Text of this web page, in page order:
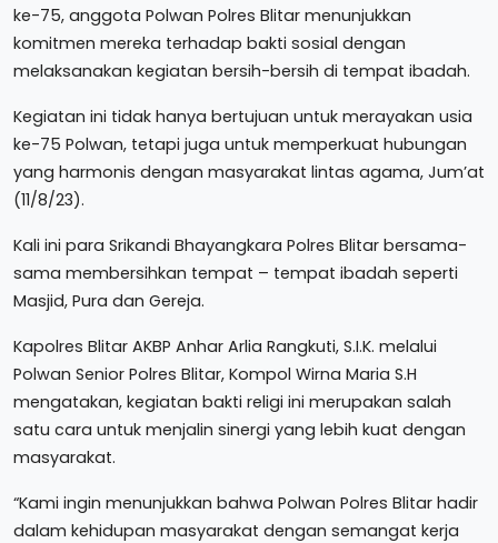
ke-75, anggota Polwan Polres Blitar menunjukkan
komitmen mereka terhadap bakti sosial dengan
melaksanakan kegiatan bersih-bersih di tempat ibadah.
Kegiatan ini tidak hanya bertujuan untuk merayakan usia
ke-75 Polwan, tetapi juga untuk memperkuat hubungan
yang harmonis dengan masyarakat lintas agama, Jum’at
(11/8/23).
Kali ini para Srikandi Bhayangkara Polres Blitar bersama-
sama membersihkan tempat – tempat ibadah seperti
Masjid, Pura dan Gereja.
Kapolres Blitar AKBP Anhar Arlia Rangkuti, S.I.K. melalui
Polwan Senior Polres Blitar, Kompol Wirna Maria S.H
mengatakan, kegiatan bakti religi ini merupakan salah
satu cara untuk menjalin sinergi yang lebih kuat dengan
masyarakat.
“Kami ingin menunjukkan bahwa Polwan Polres Blitar hadir
dalam kehidupan masyarakat dengan semangat kerja